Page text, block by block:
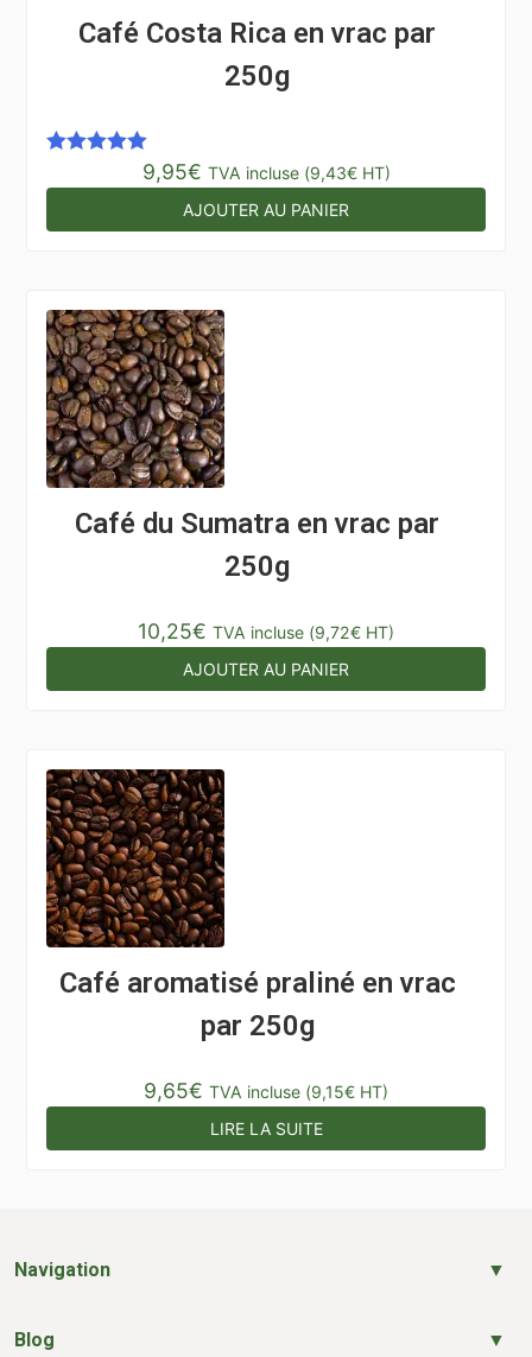
Café Costa Rica en vrac par
250g
9,95€ TVA incluse (9,43€HT)
AJOUTER AU PANIER
Café du Sumatra en vrac par
250g
10,25€ TVA incluse (9,72€ HT)
AJOUTER AU PANIER
Café aromatisé praliné en vrac
par 250g
9,65€ TVA incluse (9,15€ HT)
LIRE LA SUITE
Navigation
Blog